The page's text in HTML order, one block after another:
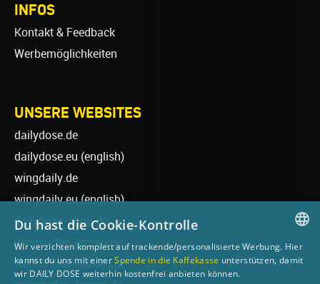
INFOS
Kontakt & Feedback
Werbemöglichkeiten
UNSERE WEBSITES
dailydose.de
dailydose.eu (english)
wingdaily.de
wingdaily.eu(english)
dailydose-shop.de
windsurfen-lernen.de
wellenreiten-lernen.de
GERMAN
Du hast die Cookie-Kontrolle
Wir verzichten komplett auf trackende/personalisierte Werbung. Hier
kannst du uns mit einerSpende in die Kaffekasse unterstützen, damit
wir DAILY DOSE weiterhin kostenfrei anbieten können.